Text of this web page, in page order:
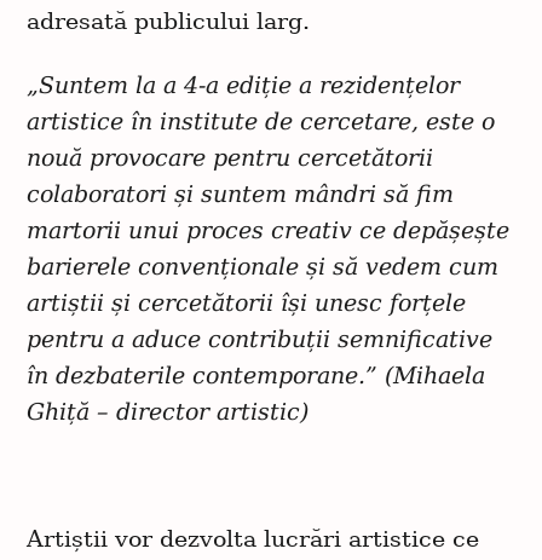
adresată publicului larg.
„Suntem la a 4-a ediție a rezidențelor
artistice în institute de cercetare, este o
nouă provocare pentru cercetătorii
colaboratori și suntem mândri să fim
martorii unui proces creativ ce depășește
barierele convenționale și să vedem cum
artiștii și cercetătorii își unesc forțele
pentru a aduce contribuții semnificative
în dezbaterile contemporane.” (Mihaela
Ghiță – director artistic)
Artiștii vor dezvolta lucrări artistice ce